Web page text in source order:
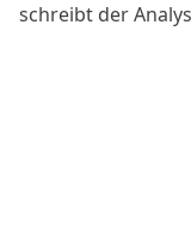
schreibt der